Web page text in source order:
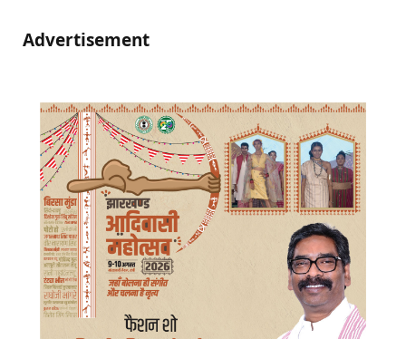
Advertisement